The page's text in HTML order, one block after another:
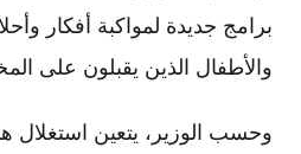
برامج جديدة لمواكبة أفكار
والأطفال الذين يقبلون على
وحسب الوزير، يتعين استغلال